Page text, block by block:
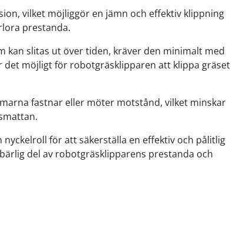
vilket möjliggör en jämn och effektiv klippning
prestanda.
kan slitas ut över tiden, kräver den minimalt med
det möjligt för robotgräsklipparen att klippa gräset
fastnar eller möter motstånd, vilket minskar
för att säkerställa en effektiv och pålitlig
del av robotgräsklipparens prestanda och